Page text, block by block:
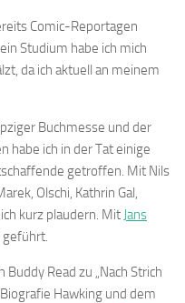
Comic-Reportagen
Studium habe ich mich
da ich aktuell an meinem
Buchmesse und der
habe ich in der Tat einige
getroffen. Mit Nils
Olschi, Kathrin Gal,
kurz plaudern. Mit Jans
geführt.
Buddy Read zu „Nach Strich
Hawking und dem